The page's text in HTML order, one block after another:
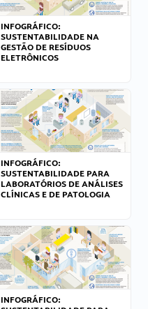
INFOGRÁFICO:
SUSTENTABILIDADE NA
GESTÃO DE RESÍDUOS
ELETRÔNICOS
INFOGRÁFICO:
SUSTENTABILIDADE PARA
LABORATÓRIOS DE ANÁLISES
CLÍNICAS E DE PATOLOGIA
INFOGRÁFICO: